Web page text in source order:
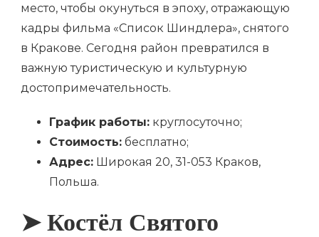
место, чтобы окунуться в эпоху, отражающую
кадры фильма «Список Шиндлера», снятого
в Кракове. Сегодня район превратился в
важную туристическую и культурную
достопримечательность.
График работы: круглосуточно;
Стоимость: бесплатно;
Адрес: Широкая 20, 31-053 Краков,
Польша.
➤ Костёл Святого